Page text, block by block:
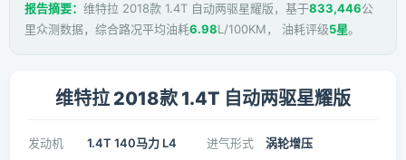
报告摘要： 维特拉 2018款 1.4T 自动两驱星耀版，基于833,446公
里众测数据，综合路况平均油耗6.98L/100KM， 油耗评级5星。
维特拉 2018款 1.4T 自动两驱星耀版
发动机 1.4T 140马力 L4 进气形式
涡轮增压